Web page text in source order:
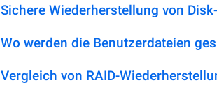
Sichere Wiederherstellung von
Wo werden die Benutzerdateien
Vergleich von RAID-